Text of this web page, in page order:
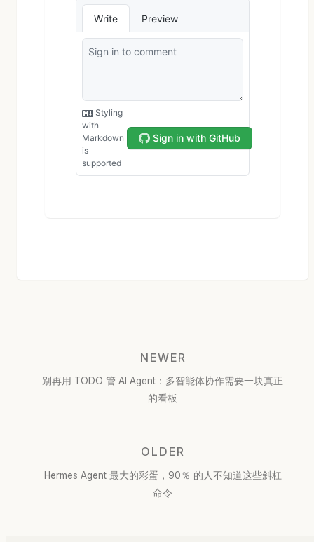
NEWER
别再用 TODO 管 AI Agent：多智能体协作需要一块真正
的看板
OLDER
Hermes Agent 最大的彩蛋，90％ 的人不知道这些斜杠
命令